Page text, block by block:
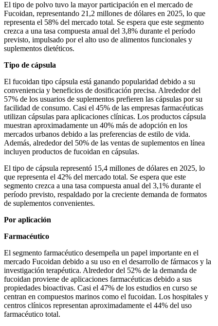
El tipo de polvo tuvo la mayor participación en el mercado de
Fucoidan, representando 21,2 millones de dólares en 2025, lo que
representa el 58% del mercado total. Se espera que este segmento
crezca a una tasa compuesta anual del 3,8% durante el período
previsto, impulsado por el alto uso de alimentos funcionales y
suplementos dietéticos.
Tipo de cápsula
El fucoidan tipo cápsula está ganando popularidad debido a su
conveniencia y beneficios de dosificación precisa. Alrededor del
57% de los usuarios de suplementos prefieren las cápsulas por su
facilidad de consumo. Casi el 45% de las empresas farmacéuticas
utilizan cápsulas para aplicaciones clínicas. Los productos cápsula
muestran aproximadamente un 40% más de adopción en los
mercados urbanos debido a las preferencias de estilo de vida.
Además, alrededor del 50% de las ventas de suplementos en línea
incluyen productos de fucoidan en cápsulas.
El tipo de cápsula representó 15,4 millones de dólares en 2025, lo
que representa el 42% del mercado total. Se espera que este
segmento crezca a una tasa compuesta anual del 3,1% durante el
período previsto, respaldado por la creciente demanda de formatos
de suplementos convenientes.
Por aplicación
Farmacéutico
El segmento farmacéutico desempeña un papel importante en el
mercado Fucoidan debido a su uso en el desarrollo de fármacos y la
investigación terapéutica. Alrededor del 52% de la demanda de
fucoidan proviene de aplicaciones farmacéuticas debido a sus
propiedades bioactivas. Casi el 47% de los estudios en curso se
centran en compuestos marinos como el fucoidan. Los hospitales y
centros clínicos representan aproximadamente el 44% del uso
farmacéutico total.